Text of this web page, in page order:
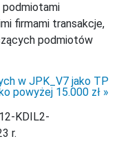
podmiotami
firmami transakcje,
podmiotów
w JPK_V7 jako TP
powyżej 15.000 zł
KDIL2-
r.